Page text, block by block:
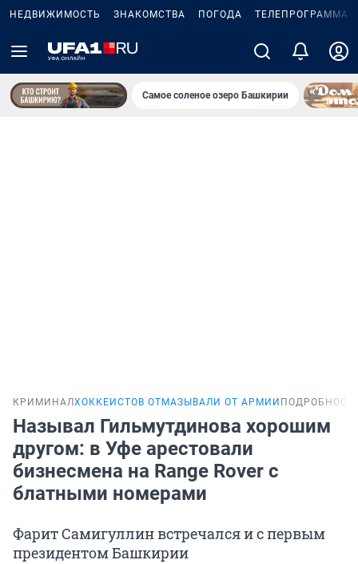
НЕДВИЖИМОСТЬ ЗНАКОМСТВА ПОГОДА ТЕЛЕПРОГРАММА
Самое соленое озеро Башкирии
КРИМИНАЛХОККЕИСТОВ ОТМАЗЫВАЛИ ОТ АРМИИ
Называл Гильмутдинова хорошим
другом: в Уфе арестовали
бизнесмена на Range Rover с
блатными номерами
Фарит Самигуллин встречался и с первым
президентом Башкирии